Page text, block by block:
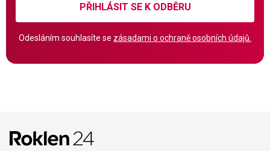
PŘIHLÁSIT SE K ODBĚRU
Odesláním souhlasíte se zásadami o ochraně osobních údajů.